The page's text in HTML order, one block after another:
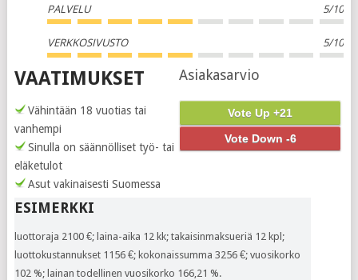
PALVELU 5/10
VERKKOSIVUSTO 5/10
Asiakasarvio
Vote Up +21
Vote Down -6
VAATIMUKSET
Vähintään 18 vuotias tai
vanhempi
Sinulla on säännölliset työ- tai
eläketulot
Asut vakinaisesti Suomessa
ESIMERKKI
luottoraja 2100 €; laina-aika 12 kk; takaisinmaksueriä 12 kpl;
luottokustannukset 1156 €; kokonaissumma 3256 €; vuosikorko
102 %; lainan todellinen vuosikorko 166,21 %.